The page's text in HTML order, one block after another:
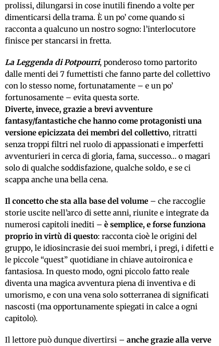
prolissi, dilungarsi in cose inutili finendo a volte per
dimenticarsi della trama. È un po’ come quando si
racconta a qualcuno un nostro sogno: l’interlocutore
finisce per stancarsi in fretta.
La Leggenda di Potpourri, ponderoso tomo partorito
dalle menti dei 7 fumettisti che fanno parte del collettivo
con lo stesso nome, fortunatamente – e un po’
fortunosamente – evita questa sorte.
Diverte, invece, grazie a brevi avventure
fantasy/fantastiche che hanno come protagonisti una
versione epicizzata dei membri del collettivo, ritratti
senza troppi filtri nel ruolo di appassionati e imperfetti
avventurieri in cerca di gloria, fama, successo… o magari
solo di qualche soddisfazione, qualche soldo, e se ci
scappa anche una bella cena.
Il concetto che sta alla base del volume – che raccoglie
storie uscite nell’arco di sette anni, riunite e integrate da
numerosi capitoli inediti – è semplice, e forse funziona
proprio in virtù di questo: racconta cioè le origini del
gruppo, le idiosincrasie dei suoi membri, i pregi, i difetti e
le piccole “quest” quotidiane in chiave autoironica e
fantasiosa. In questo modo, ogni piccolo fatto reale
diventa una magica avventura piena di inventiva e di
umorismo, e con una vena solo sotterranea di significati
nascosti (ma opportunamente spiegati in calce a ogni
capitolo).
Il lettore può dunque divertirsi – anche grazie alla verve